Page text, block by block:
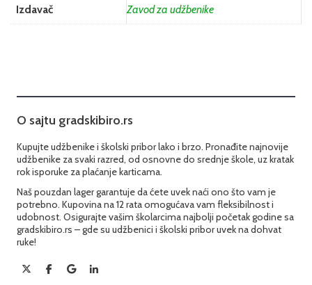
Izdavač Zavod za udžbenike
O sajtu gradskibiro.rs
Kupujte udžbenike i školski pribor lako i brzo. Pronađite najnovije
udžbenike za svaki razred, od osnovne do srednje škole, uz kratak
rok isporuke za plaćanje karticama.
Naš pouzdan lager garantuje da ćete uvek naći ono što vam je
potrebno. Kupovina na 12 rata omogućava vam fleksibilnost i
udobnost. Osigurajte vašim školarcima najbolji početak godine sa
gradskibiro.rs – gde su udžbenici i školski pribor uvek na dohvat
ruke!